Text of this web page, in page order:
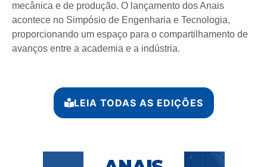
mecânica e de produção. O lançamento dos Anais
acontece no Simpósio de Engenharia e Tecnologia,
proporcionando um espaço para o compartilhamento de
avanços entre a academia e a indústria.
LEIA TODAS AS EDIÇÕES